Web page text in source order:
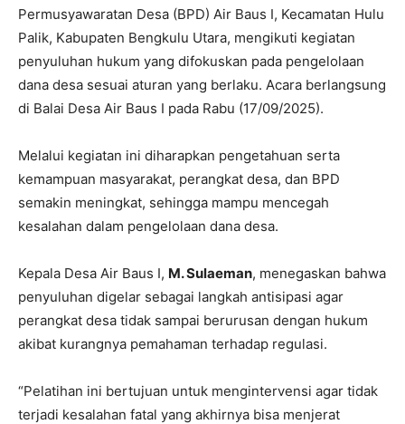
Permusyawaratan Desa (BPD) Air Baus I, Kecamatan Hulu
Palik, Kabupaten Bengkulu Utara, mengikuti kegiatan
penyuluhan hukum yang difokuskan pada pengelolaan
dana desa sesuai aturan yang berlaku. Acara berlangsung
di Balai Desa Air Baus I pada Rabu (17/09/2025).
Melalui kegiatan ini diharapkan pengetahuan serta
kemampuan masyarakat, perangkat desa, dan BPD
semakin meningkat, sehingga mampu mencegah
kesalahan dalam pengelolaan dana desa.
Kepala Desa Air Baus I, M. Sulaeman, menegaskan bahwa
penyuluhan digelar sebagai langkah antisipasi agar
perangkat desa tidak sampai berurusan dengan hukum
akibat kurangnya pemahaman terhadap regulasi.
“Pelatihan ini bertujuan untuk mengintervensi agar tidak
terjadi kesalahan fatal yang akhirnya bisa menjerat